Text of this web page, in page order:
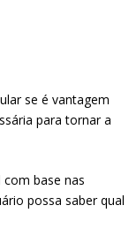
se é vantagem
para tornar a
base nas
possa saber qual